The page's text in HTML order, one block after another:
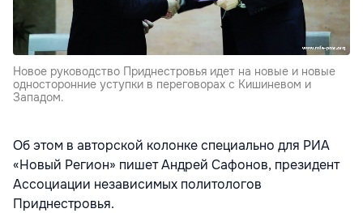
Новое руководство Приднестровья идет на новые и новые
односторонние уступки в переговорах с Кишиневом и
Западом.
Об этом в авторской колонке специально для РИА
«Новый Регион» пишет Андрей Сафонов, президент
Ассоциации независимых политологов
Приднестровья.